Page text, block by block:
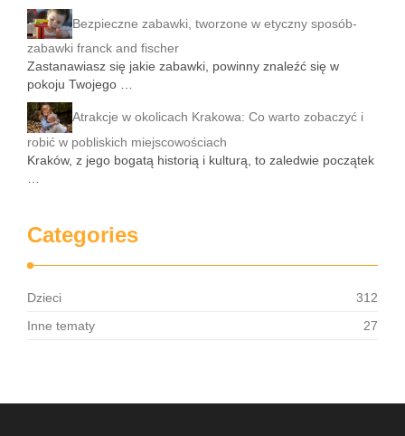
Bezpieczne zabawki, tworzone w etyczny sposób-
zabawki franck and fischer
Zastanawiasz się jakie zabawki, powinny znaleźć się w
pokoju Twojego …
Atrakcje w okolicach Krakowa: Co warto zobaczyć i
robić w pobliskich miejscowościach
Kraków, z jego bogatą historią i kulturą, to zaledwie początek
Categories
Dzieci
312
Inne tematy
27